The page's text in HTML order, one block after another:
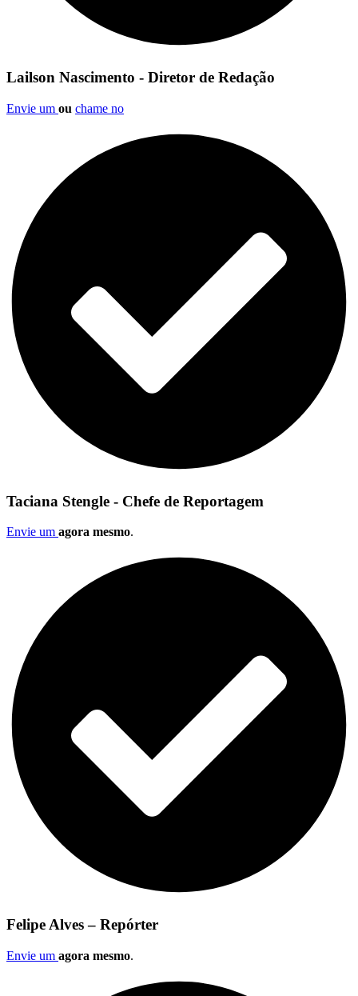
Lailson Nascimento - Diretor de Redação
Envie um ou chame no
Taciana Stengle - Chefe de Reportagem
Envie um agora mesmo.
Felipe Alves – Repórter
Envie um agora mesmo.